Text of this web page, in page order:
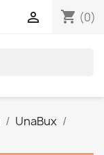
shopping_cart (0)

UnaBux